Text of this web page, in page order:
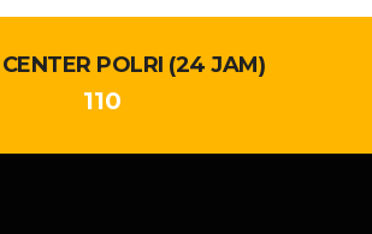
POLRI (24 JAM)
110